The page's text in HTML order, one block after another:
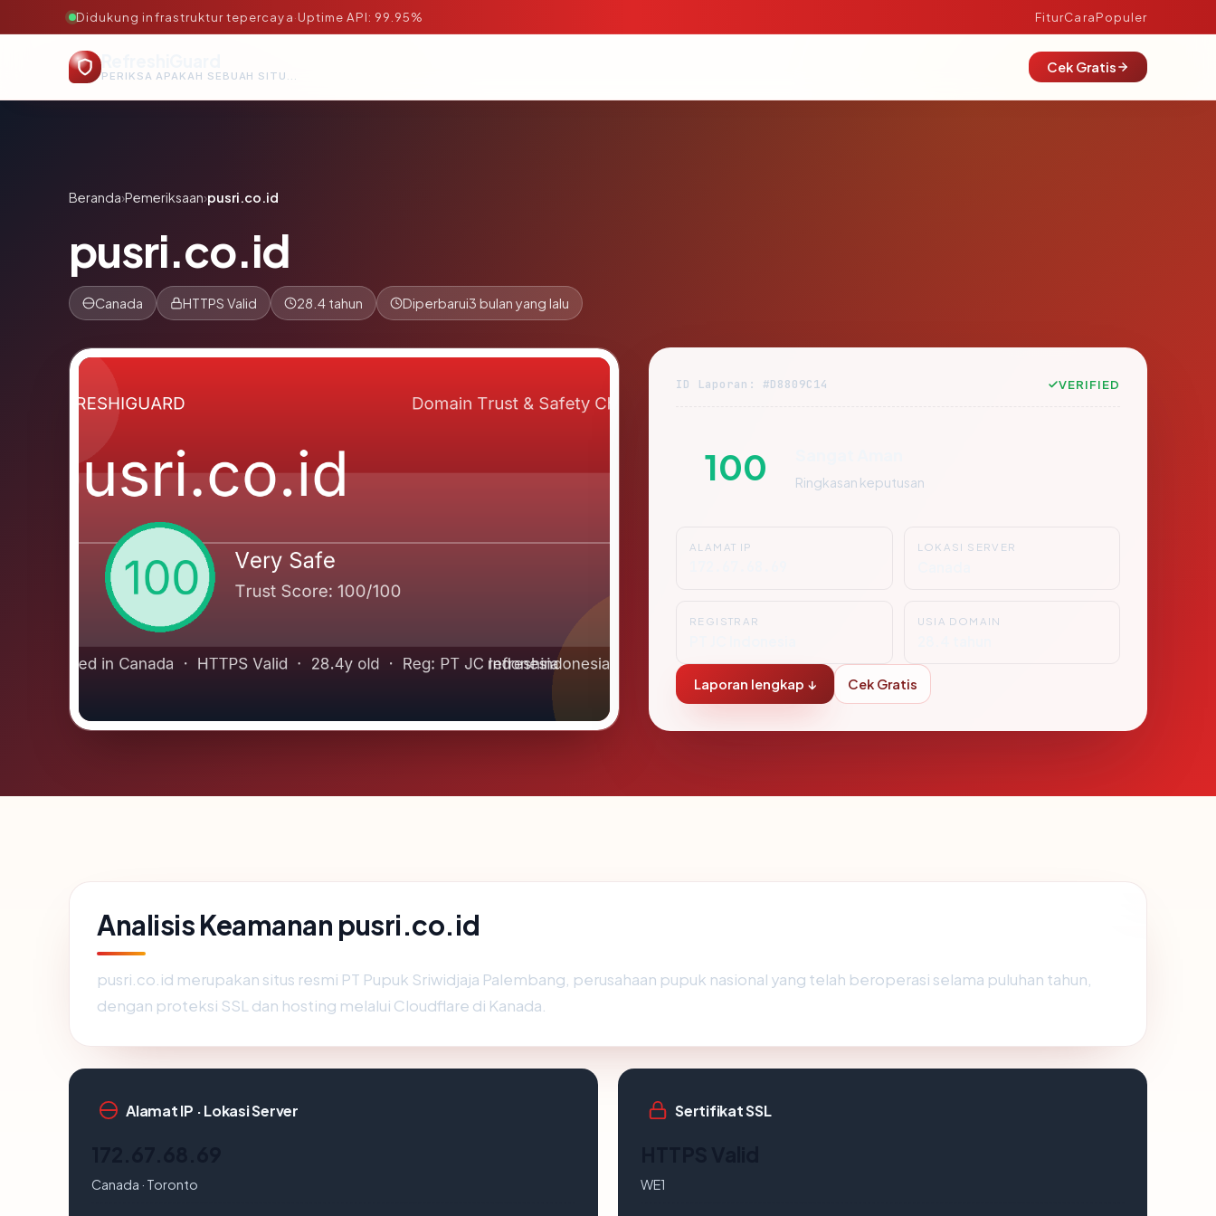
Didukung infrastruktur tepercaya·Uptime API: 99.95% FiturCaraPopuler
PERIKSA APAKAH SEBUAH SITUS AMAN, TEPERCAYA, DAN TERVERIFIKASI DALAM HITUNGAN DETIK.
Cek Gratis
Beranda›Pemeriksaan›pusri.co.id
pusri.co.id
Canada HTTPS Valid 28.4 tahun Diperbarui3 bulan yang lalu
ID Laporan: #D8809C14 VERIFIED
100 Ringkasan keputusan
ALAMAT IP LOKASI SERVER
REGISTRAR USIA DOMAIN
Laporan lengkap ↓ Cek Gratis
Analisis Keamanan pusri.co.id
pusri.co.id merupakan situs resmi PT Pupuk Sriwidjaja Palembang, perusahaan pupuk nasional yang telah beroperasi selama puluhan tahun,
dengan proteksi SSL dan hosting melalui Cloudflare di Kanada.
Alamat IP · Lokasi Server
Canada · Toronto
Sertifikat SSL
WE1